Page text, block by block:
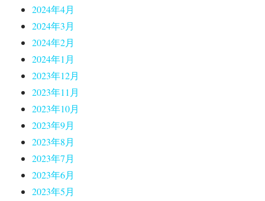
2024年4月
2024年3月
2024年2月
2024年1月
2023年12月
2023年11月
2023年10月
2023年9月
2023年8月
2023年7月
2023年6月
2023年5月